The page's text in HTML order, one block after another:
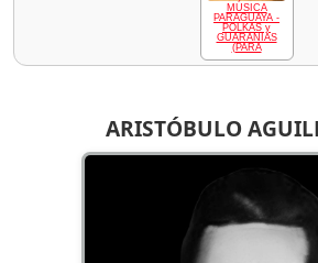
ARISTÓBULO
MÚSICA
PARAGUAYA -
POLKAS y
GUARANIAS
(PARA